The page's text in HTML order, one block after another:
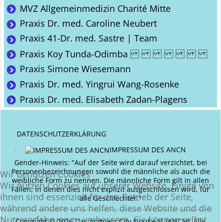
MVZ Allgemeinmedizin Charité Mitte
Praxis Dr. med. Caroline Neubert
Praxis 41-Dr. med. Sastre | Team
Praxis Koy Tunda-Odimba
Praxis Simone Wiesemann
Praxis Dr. med. Yingrui Wang-Rosenke
Praxis Dr. med. Elisabeth Zadan-Plagens
DATENSCHUTZERKLÄRUNG
IMPRESSUM DES ANCN
Gender-Hinweis: "Auf der Seite wird darauf verzichtet, bei
Personenbezeichnungen sowohl die männliche als auch die
weibliche Form zu nennen. Die männliche Form gilt in allen
Fällen, in denen dies nicht explizit ausgeschlossen wird, für
alle Geschlechter."
Wir benutzen Cookies
Wir nutzen Cookies auf unserer Website. Einige von
ihnen sind essenziell für den Betrieb der Seite,
während andere uns helfen, diese Website und die
Nutzererfahrung zu verbessern. Sie können selbst